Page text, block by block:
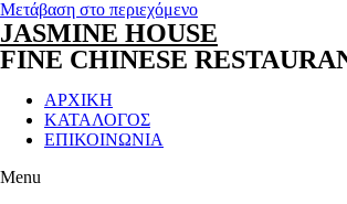
Μετάβαση στο περιεχόμενο
JASMINE HOUSE
FINE CHINESE
ΑΡΧΙΚΗ
ΚΑΤΑΛΟΓΟΣ
ΕΠΙΚΟΙΝΩΝΙΑ
Menu